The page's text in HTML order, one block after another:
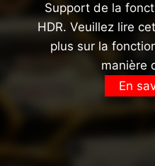
Support de la
HDR. Veuillez lire
plus sur la
manière
En